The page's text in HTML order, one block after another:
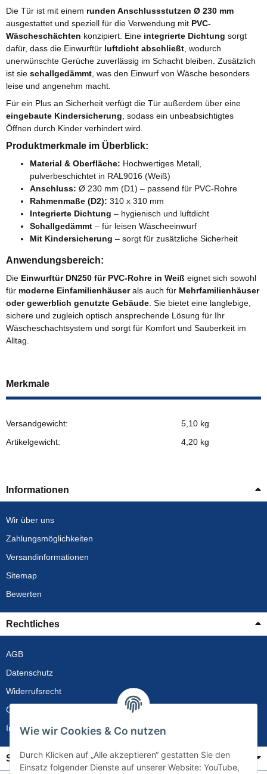
Die Tür ist mit einem runden Anschlussstutzen Ø 230 mm
ausgestattet und speziell für die Verwendung mit PVC-
Wäscheschächten konzipiert. Eine integrierte Dichtung sorgt
dafür, dass die Einwurftür luftdicht abschließt , wodurch
unerwünschte Gerüche zuverlässig im Schacht bleiben. Zusätzlich
ist sie schallgedämmt , was den Einwurf von Wäsche besonders
leise und angenehm macht.
Für ein Plus an Sicherheit verfügt die Tür außerdem über eine
eingebaute Kindersicherung, sodass ein unbeabsichtigtes
Öffnen durch Kinder verhindert wird.
Produktmerkmale im Überblick:
Material & Oberfläche: Hochwertiges Metall,
pulverbeschichtet in RAL9016 (Weiß)
Anschluss: Ø 230 mm (D1) – passend für PVC-Rohre
Rahmenmaße (D2): 310 x 310 mm
Integrierte Dichtung – hygienisch und luftdicht
Schallgedämmt – für leisen Wäscheeinwurf
Mit Kindersicherung – sorgt für zusätzliche Sicherheit
Anwendungsbereich:
Die Einwurftür DN250 für PVC-Rohre in Weiß eignet sich sowohl
für moderne Einfamilienhäuserals auch für Mehrfamilienhäuser
oder gewerblich genutzte Gebäude . Sie bietet eine langlebige,
sichere und zugleich optisch ansprechende Lösung für Ihr
Wäscheschachtsystem und sorgt für Komfort und Sauberkeit im
Alltag.
Merkmale
Versandgewicht:
5,10 kg
Artikelgewicht:
4,20 kg
Informationen
Wir über uns
Zahlungsmöglichkeiten
Versandinformationen
Sitemap
Bewerten
Rechtliches
AGB
Datenschutz
Widerrufsrecht
Gewährleistung
Impressum
Service
Wie wir Cookies & Co nutzen
Durch Klicken auf „Alle akzeptieren“ gestatten Sie den
Einsatz folgender Dienste auf unserer Website: YouTube,